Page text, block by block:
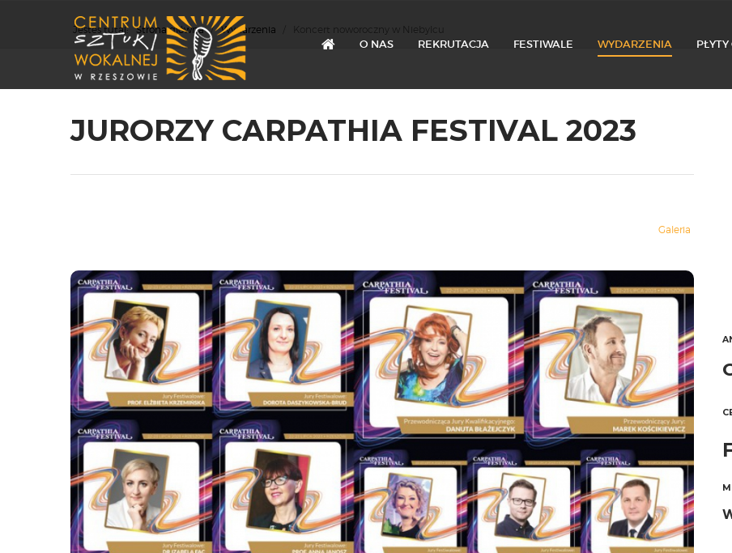
O NAS REKRUTACJA FESTIWALE WYDARZENIA PŁYTY
Jesteś tutaj: Strona główna / Wydarzenia Koncert noworoczny w Niebylcu
JURORZY CARPATHIA FESTIVAL 2023
Galeria